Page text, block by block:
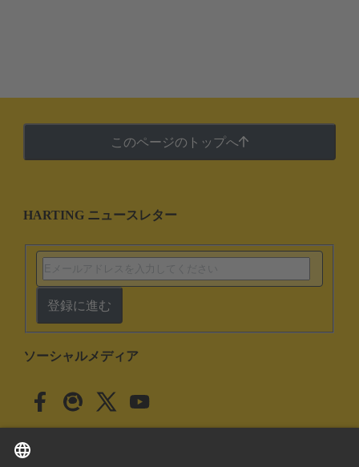
このページのトップへ
HARTING ニュースレター
登録に進む
ソーシャルメディア